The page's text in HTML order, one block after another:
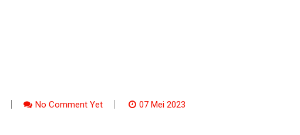
No Comment Yet 07 Mei 2023